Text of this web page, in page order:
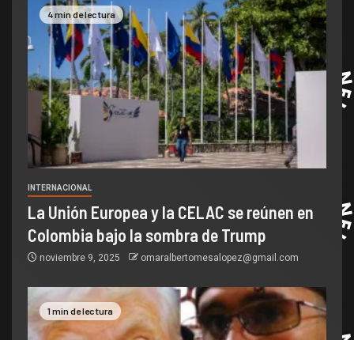
4 min de lectura
INTERNACIONAL
La Unión Europea y la CELAC se reúnen en
Colombia bajo la sombra de Trump
noviembre 9, 2025 omaralbertomesalopez@gmail.com
1 min de lectura